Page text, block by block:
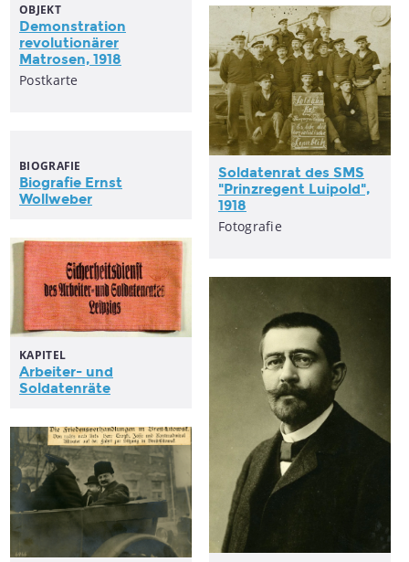
OBJEKT
Demonstration
revolutionärer
Matrosen, 1918
Postkarte
Soldatenrat des SMS
"Prinzregent Luipold",
1918
Fotografie
BIOGRAFIE
Biografie Ernst
Wollweber
KAPITEL
Arbeiter- und
Soldatenräte